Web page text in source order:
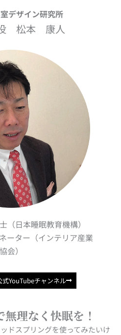
デザイン研究所
松本 康人
（日本睡眠教育機構）
ーター（インテリア産業
協会）
YouTubeチャンネル
無理なく快眠を！
ドスプリングを使ってみたいけ